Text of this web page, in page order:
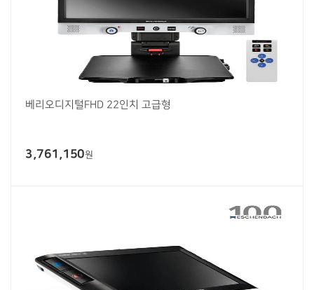
베리오디지털FHD 22인치 고급형
3,761,150원